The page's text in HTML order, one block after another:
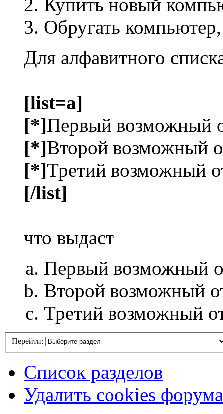
Купить новый
Обругать
Для алфавитного
[list=a]
[*]Первый возможный
[*]Второй возможный
[*]Третий возможный
[/list]
что выдаст
Первый возможный
Второй возможный
Третий возможный
Перейти:
Список разделов
Удалить cookies форума